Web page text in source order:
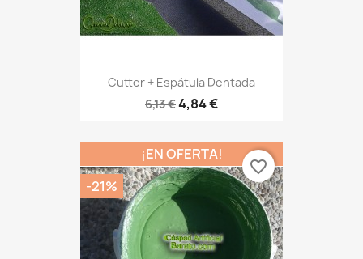
Cutter + Espátula Dentada
6,13 €4,84 €
¡EN OFERTA!
-21%
favorite_border